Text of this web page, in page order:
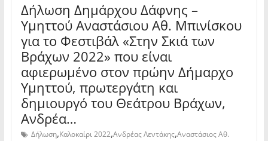
Δήλωση Δημάρχου Δάφνης –
Υμηττού Αναστάσιου Αθ. Μπινίσκου
για το Φεστιβάλ «Στην Σκιά των
Βράχων 2022» που είναι
αφιερωμένο στον πρώην Δήμαρχο
Υμηττού, πρωτεργάτη και
δημιουργό του Θεάτρου Βράχων,
Ανδρέα…
Δήλωση,Καλοκαίρι 2022,Ανδρέας Λεντάκης,Αναστάσιος Αθ.